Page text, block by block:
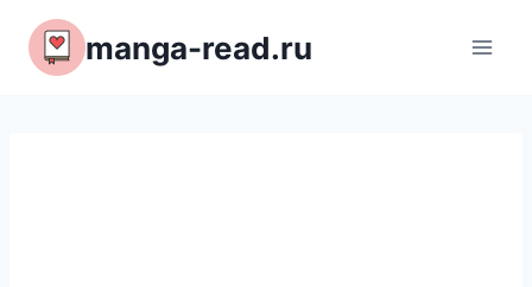
Перейти
содержимому
manga-read.ru